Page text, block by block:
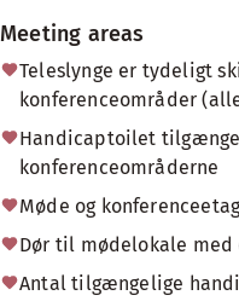
Meeting areas
Teleslynge er tydeligt
konferenceområder
Handicaptoilet
konferenceområderne
Møde og
Dør til mødelokale
Antal tilgængelige